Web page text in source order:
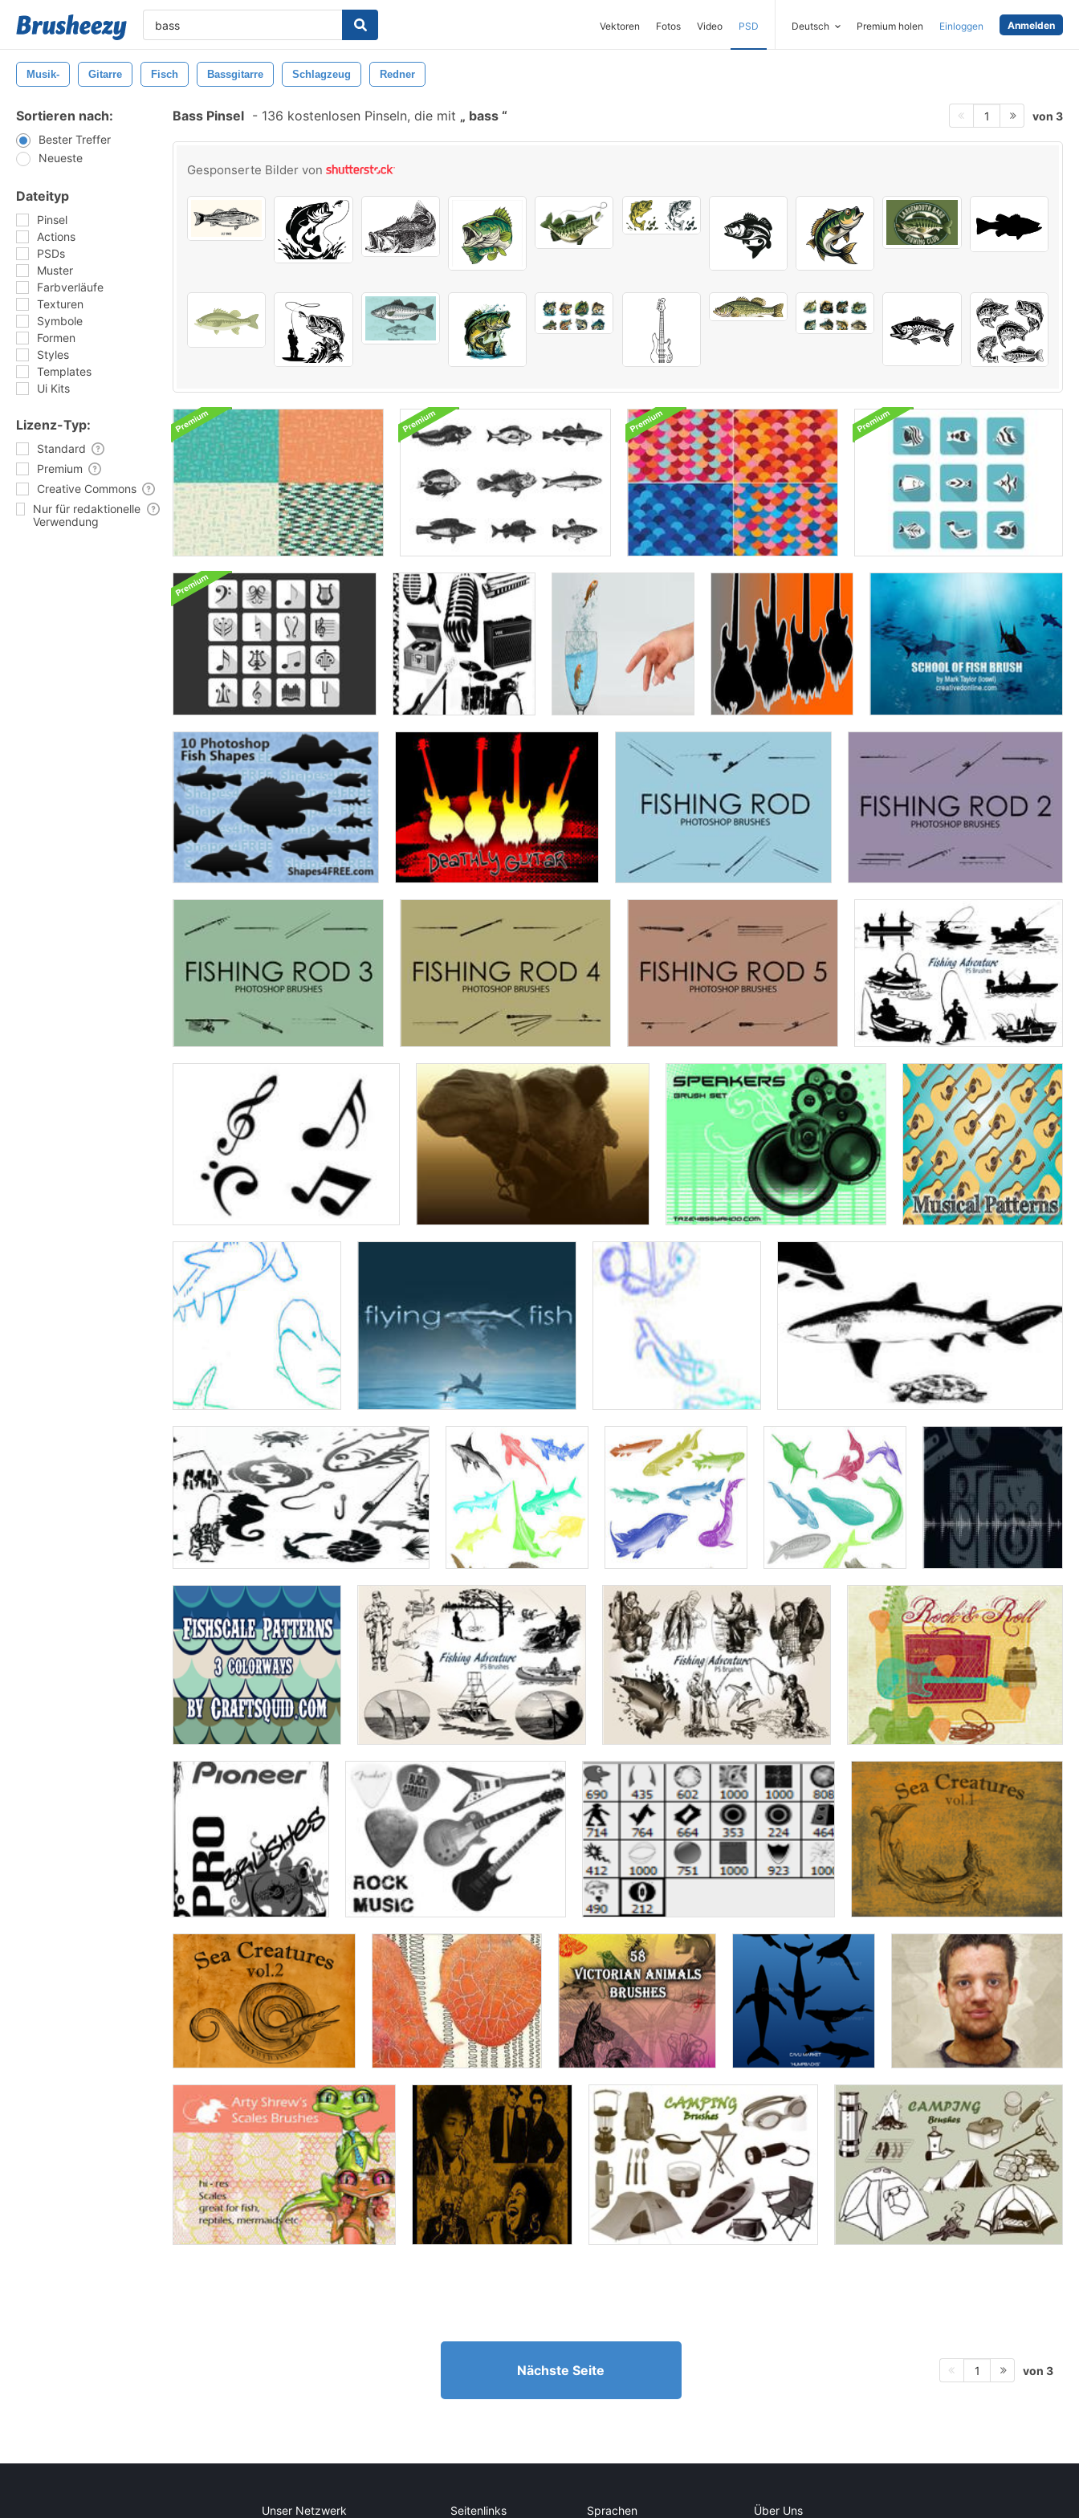
Vektoren Fotos Video PSD Deutsch Premium holen Einloggen Anmelden
Musik- Gitarre Fisch Bassgitarre Schlagzeug Redner
Sortieren nach:
Bester Treffer
Neueste
Dateityp
Pinsel
Actions
PSDs
Muster
Farbverläufe
Texturen
Symbole
Formen
Styles
Templates
Ui Kits
Lizenz-Typ:
Standard
Premium
Creative Commons
Nur für redaktionelle
Verwendung
Bass Pinsel - 136 kostenlosen Pinseln, die mit bass 1 von 3
Gesponserte Bilder von
Nächste Seite 1 von 3
Unser Netzwerk Seitenlinks Sprachen Über Uns